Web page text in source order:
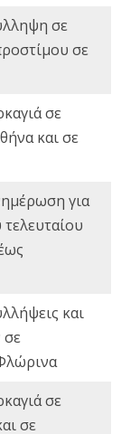
σε
σε
σε
και σε
για
και
σε
σε
σε